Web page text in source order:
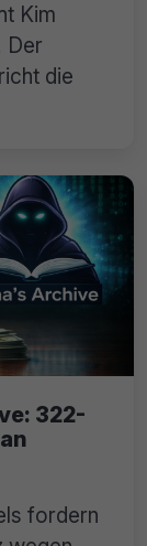
Kim
Der
die
322-
fordern